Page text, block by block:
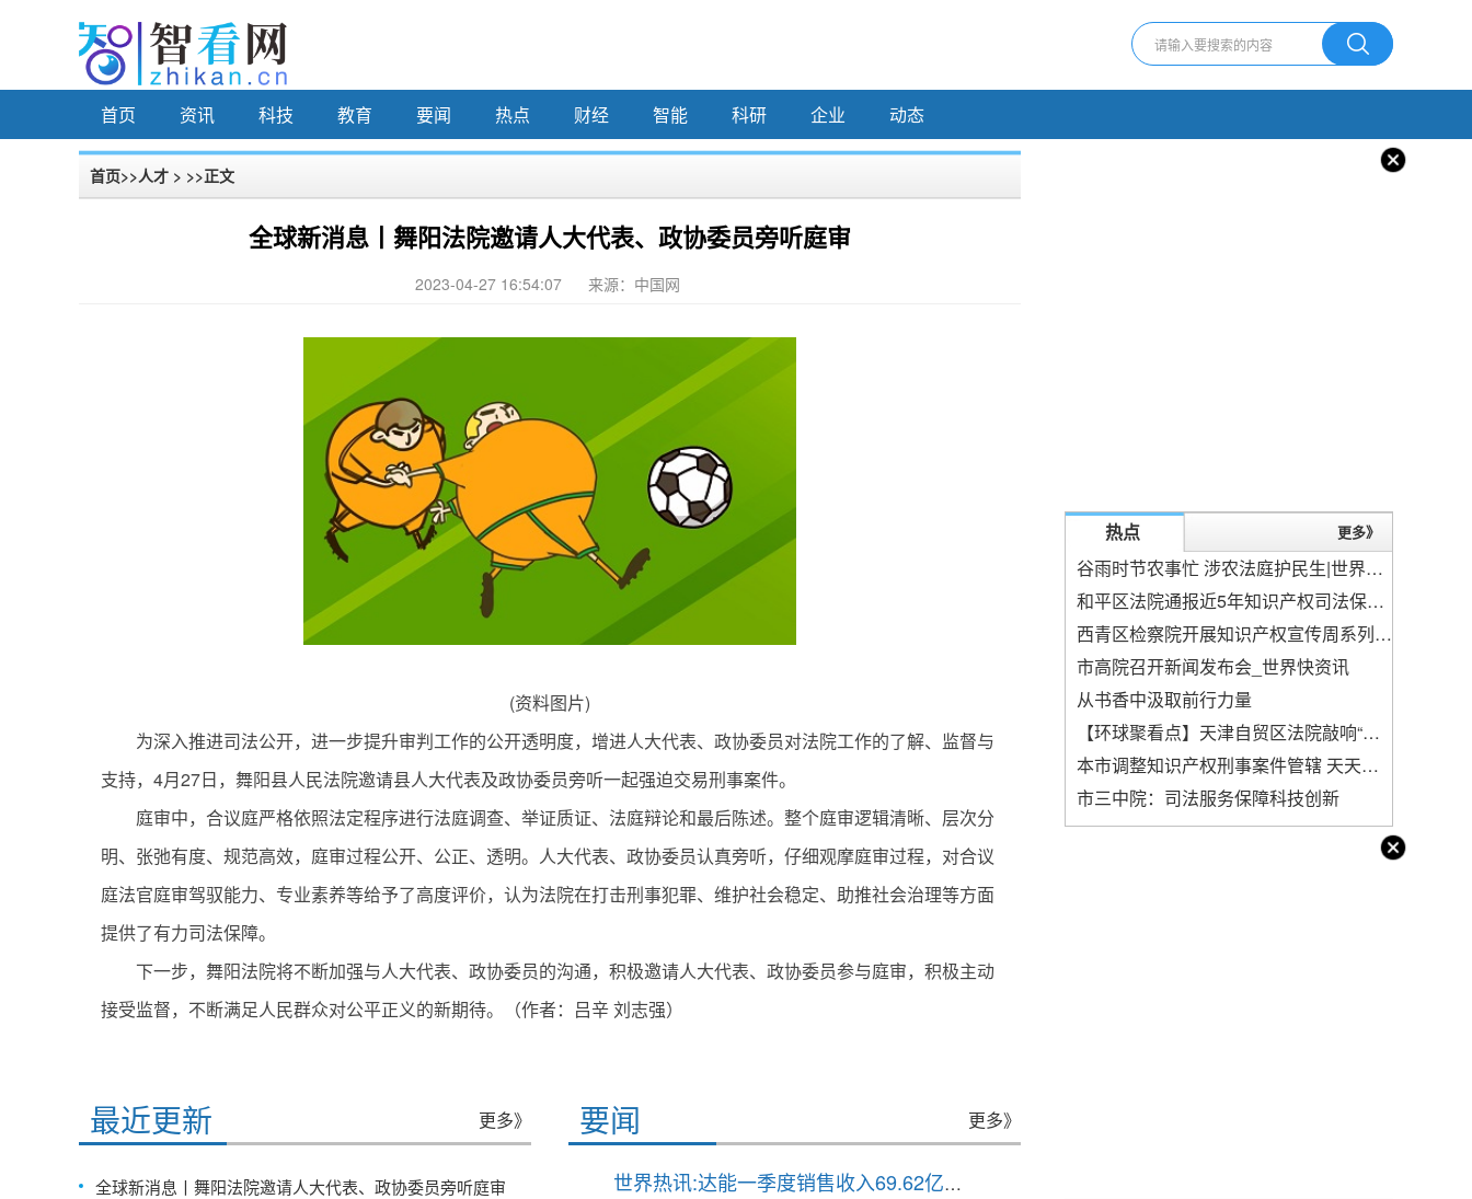
首页 资讯 科技 教育 要闻 热点 财经 智能 科研 企业 动态
首页>>人才 > >>正文
全球新消息丨舞阳法院邀请人大代表、政协委员旁听庭审
2023-04-27 16:54:07 来源：中国网
(资料图片)
为深入推进司法公开，进一步提升审判工作的公开透明度，增进人大代表、政协委员对法院工作的了解、监督与
支持，4月27日，舞阳县人民法院邀请县人大代表及政协委员旁听一起强迫交易刑事案件。
庭审中，合议庭严格依照法定程序进行法庭调查、举证质证、法庭辩论和最后陈述。整个庭审逻辑清晰、层次分
明、张弛有度、规范高效，庭审过程公开、公正、透明。人大代表、政协委员认真旁听，仔细观摩庭审过程，对合议
庭法官庭审驾驭能力、专业素养等给予了高度评价，认为法院在打击刑事犯罪、维护社会稳定、助推社会治理等方面
提供了有力司法保障。
下一步，舞阳法院将不断加强与人大代表、政协委员的沟通，积极邀请人大代表、政协委员参与庭审，积极主动
接受监督，不断满足人民群众对公平正义的新期待。
（作者：吕辛 刘志强）
最近更新 更多》
全球新消息丨舞阳法院邀请人大代表、政协委员旁听庭审
要闻 更多》
世界热讯:达能一季度销售收入69.62亿欧元 同比增长10.5%
热点 更多》
谷雨时节农事忙 涉农法庭护民生|世界今头条
和平区法院通报近5年知识产权司法保护情况-世界实时
西青区检察院开展知识产权宣传周系列活动
市高院召开新闻发布会_世界快资讯
从书香中汲取前行力量
【环球聚看点】天津自贸区法院敲响“分离式裁判”第一槌
本市调整知识产权刑事案件管辖 天天热推荐
市三中院：司法服务保障科技创新